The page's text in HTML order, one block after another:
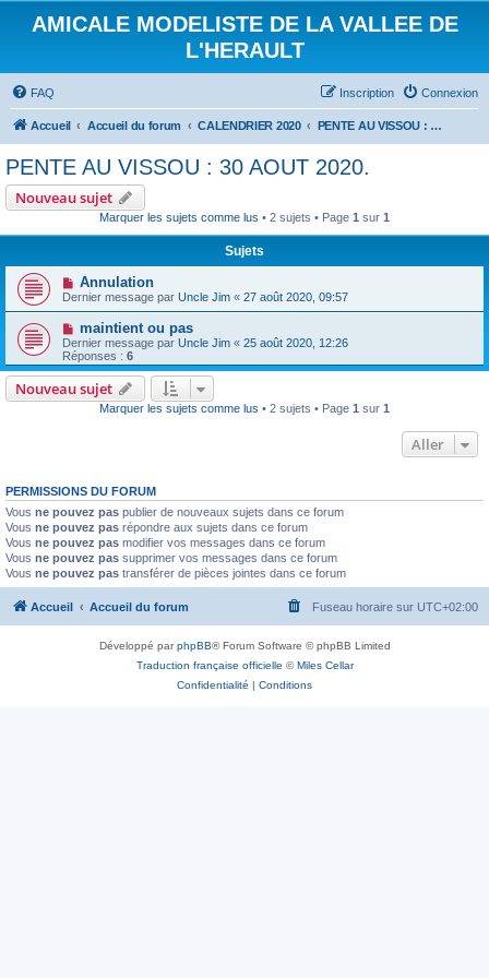
AMICALE MODELISTE DE LA VALLEE DE
L'HERAULT
FAQ Connexion
Inscription
Accueil Accueil du forum CALENDRIER 2020 PENTE AU VISSOU : 30 AOUT 2020.
PENTE AU VISSOU : 30 AOUT 2020.
Nouveau sujet
Marquer les sujets comme lus • 2 sujets • Page 1 sur 1
Sujets
Annulation
Dernier message par Uncle Jim « 27 août 2020, 09:57
maintient ou pas
Dernier message par Uncle Jim « 25 août 2020, 12:26
Réponses : 6
Nouveau sujet
Marquer les sujets comme lus • 2 sujets • Page 1 sur 1
Aller
PERMISSIONS DU FORUM
Vous ne pouvez pas publier de nouveaux sujets dans ce forum
Vous ne pouvez pas répondre aux sujets dans ce forum
Vous ne pouvez pas modifier vos messages dans ce forum
Vous ne pouvez pas supprimer vos messages dans ce forum
Vous ne pouvez pas transférer de pièces jointes dans ce forum
Accueil Accueil du forum Fuseau horaire sur UTC+02:00
Développé parphpBB® Forum Software © phpBB Limited
Traduction française officielle ©Miles Cellar
Confidentialité | Conditions